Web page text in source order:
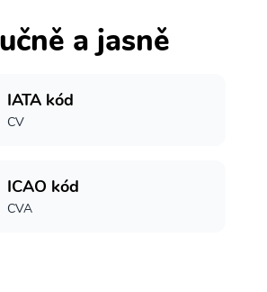
a jasně
IATA kód
CV
ICAO kód
CVA